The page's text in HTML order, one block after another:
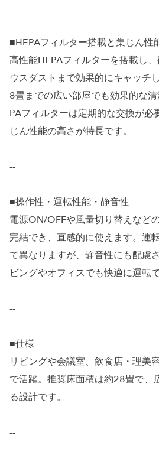
--
■HEPAフィルター搭載と集じん性
高性能HEPAフィルターを搭載し
ウスダストまで効果的にキャッチ
8畳までの広い部屋でも効果的な
PAフィルターは定期的な交換が必
じん性能の高さが特長です。
--
■操作性・運転性能・静音性
電源ON/OFFや風量切り替えなど
完結でき、直感的に使えます。運
て異なりますが、静音性にも配慮
ビングやオフィスでも快適に運転で
--
■仕様
リビングや会議室、飲食店・理美
で活躍。推奨床面積は約28畳で、
る設計です。
--